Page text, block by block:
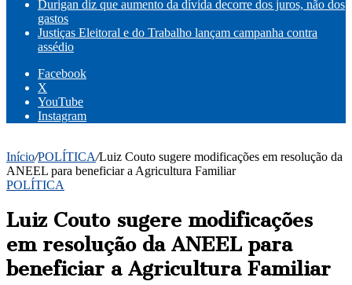
Durigan diz que aumento da dívida decorre dos juros, não dos
gastos
Justiças Eleitoral e do Trabalho lançam campanha contra
assédio
Facebook
X
YouTube
Instagram
Início/POLÍTICA/Luiz Couto sugere modificações em resolução da
ANEEL para beneficiar a Agricultura Familiar
POLÍTICA
Luiz Couto sugere modificações
em resolução da ANEEL para
beneficiar a Agricultura Familiar